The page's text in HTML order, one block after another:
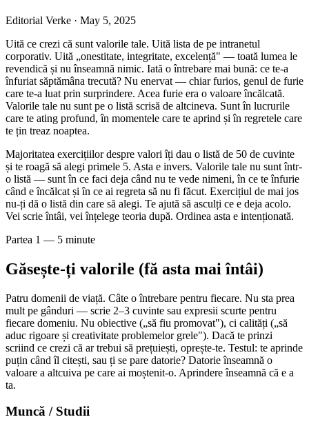
Editorial Verke · May 5, 2025
Uită ce crezi că sunt valorile tale. Uită lista de pe intranetul
corporativ. Uită „onestitate, integritate, excelență" — toată lumea le
revendică și nu înseamnă nimic. Iată o întrebare mai bună: ce te-a
înfuriat săptămâna trecută? Nu enervat — chiar furios, genul de furie
care te-a luat prin surprindere. Acea furie era o valoare încălcată.
Valorile tale nu sunt pe o listă scrisă de altcineva. Sunt în lucrurile
care te ating profund, în momentele care te aprind și în regretele care
te țin treaz noaptea.
Majoritatea exercițiilor despre valori îți dau o listă de 50 de cuvinte
și te roagă să alegi primele 5. Asta e invers. Valorile tale nu sunt într-
o listă — sunt în ce faci deja când nu te vede nimeni, în ce te înfurie
când e încălcat și în ce ai regreta să nu fi făcut. Exercițiul de mai jos
nu-ți dă o listă din care să alegi. Te ajută să asculți ce e deja acolo.
Vei scrie întâi, vei înțelege teoria după. Ordinea asta e intenționată.
Partea 1 — 5 minute
Găsește-ți valorile (fă asta mai întâi)
Patru domenii de viață. Câte o întrebare pentru fiecare. Nu sta prea
mult pe gânduri — scrie 2–3 cuvinte sau expresii scurte pentru
fiecare domeniu. Nu obiective („să fiu promovat"), ci calități („să
aduc rigoare și creativitate problemelor grele"). Dacă te prinzi
scriind ce crezi că ar trebui să prețuiești, oprește-te. Testul: te aprinde
puțin când îl citești, sau ți se pare datorie? Datorie înseamnă o
valoare a altcuiva pe care ai moștenit-o. Aprindere înseamnă că e a
ta.
Muncă / Studii